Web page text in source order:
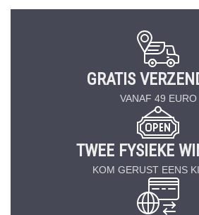
GRATIS
VANAF 49 EURO
TWEE FYSIEKE
KOM GERUST EENS